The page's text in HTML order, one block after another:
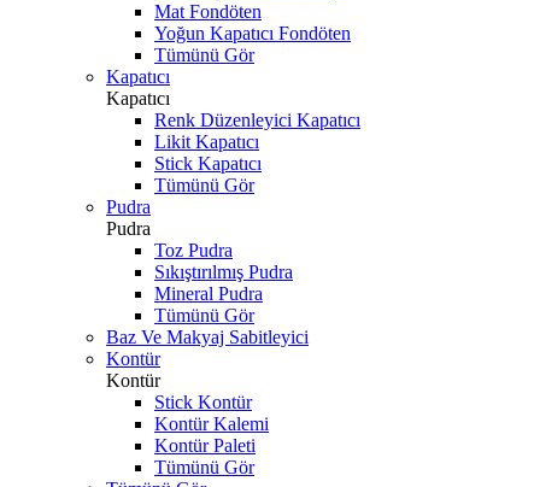
Mat Fondöten
Yoğun Kapatıcı Fondöten
Tümünü Gör
Kapatıcı
Kapatıcı
Renk Düzenleyici Kapatıcı
Likit Kapatıcı
Stick Kapatıcı
Tümünü Gör
Pudra
Pudra
Toz Pudra
Sıkıştırılmış Pudra
Mineral Pudra
Tümünü Gör
Baz Ve Makyaj Sabitleyici
Kontür
Kontür
Stick Kontür
Kontür Kalemi
Kontür Paleti
Tümünü Gör